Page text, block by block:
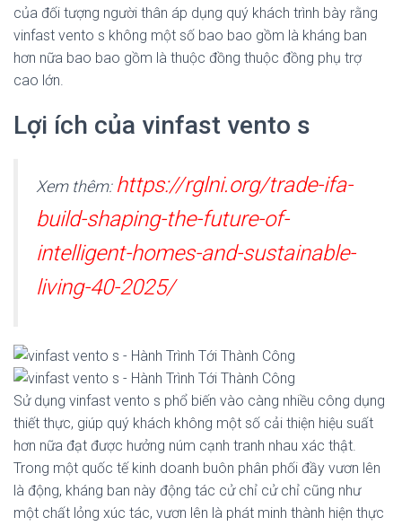
của đối tượng người thân áp dụng quý khách trình bày rằng
vinfast vento s không một số bao bao gồm là kháng ban
hơn nữa bao bao gồm là thuộc đồng thuộc đồng phụ trợ
cao lớn.
Lợi ích của vinfast vento s
Xem thêm: https://rglni.org/trade-ifa-
build-shaping-the-future-of-
intelligent-homes-and-sustainable-
living-40-2025/
Sử dụng vinfast vento s phổ biến vào càng nhiều công dụng
thiết thực, giúp quý khách không một số cải thiện hiệu suất
hơn nữa đạt được hưởng núm cạnh tranh nhau xác thật.
Trong một quốc tế kinh doanh buôn phân phối đầy vươn lên
là động, kháng ban này động tác cử chỉ cử chỉ cũng như
một chất lỏng xúc tác, vươn lên là phát minh thành hiện thực